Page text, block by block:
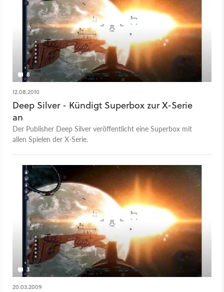
8
12.08.2010
Deep Silver - Kündigt Superbox zur X-Serie
an
Der Publisher Deep Silver veröffentlicht eine Superbox mit
allen Spielen der X-Serie.
3
20.03.2009